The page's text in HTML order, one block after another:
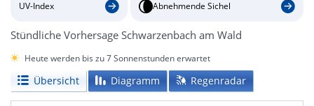
UV-Index Abnehmende Sichel
Stündliche Vorhersage Schwarzenbach am Wald
Heute werden bis zu 7 Sonnenstunden erwartet
Übersicht Diagramm Regenradar